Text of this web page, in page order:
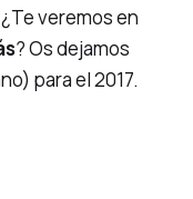
veremos en
? Os dejamos
para el 2017.